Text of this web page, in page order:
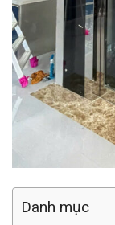
Danh mục